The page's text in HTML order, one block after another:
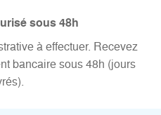
sous 48h
à effectuer. Recevez
bancaire sous 48h (jours